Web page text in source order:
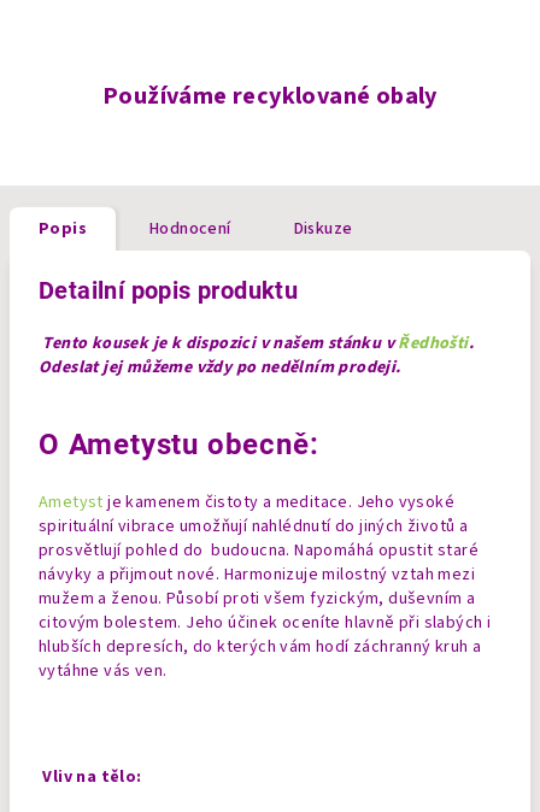
Používáme recyklované obaly
Popis Hodnocení Diskuze
Detailní popis produktu
Tento kousek je k dispozici v našem stánku vŘedhošti.
Odeslat jej můžeme vždy po nedělním prodeji.
O Ametystu obecně:
Ametystje kamenem čistoty a meditace. Jeho vysoké
spirituální vibrace umožňují nahlédnutí do jiných životů a
prosvětlují pohled do budoucna. Napomáhá opustit staré
návyky a přijmout nové. Harmonizuje milostný vztah mezi
mužem a ženou. Působí proti všem fyzickým, duševním a
citovým bolestem. Jeho účinek oceníte hlavně při slabých i
hlubších depresích, do kterých vám hodí záchranný kruh a
vytáhne vás ven.
Vliv na tělo: